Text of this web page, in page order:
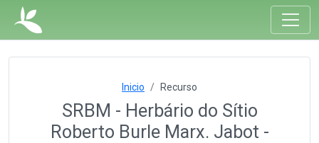
Inicio Recurso
SRBM - Herbário do Sítio
Roberto Burle Marx. Jabot -